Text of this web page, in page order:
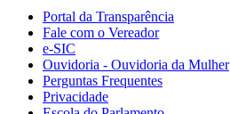
Portal da Transparência
Fale com o Vereador
e-SIC
Ouvidoria - Ouvidoria da Mulher
Perguntas Frequentes
Privacidade